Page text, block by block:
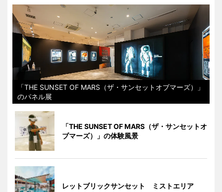
「THE SUNSET OF MARS（ザ・サンセットオブマーズ）」
のパネル展
「THE SUNSET OF MARS（ザ・サンセットオ
ブマーズ）」の体験風景
レットブリックサンセット ミストエリア